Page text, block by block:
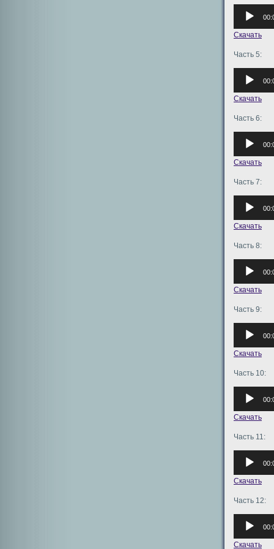
Аудиоплеер
Скачать
Часть 5:
Аудиоплеер
Скачать
Часть 6:
Аудиоплеер
Скачать
Часть 7:
Аудиоплеер
Скачать
Часть 8:
Аудиоплеер
Скачать
Часть 9:
Аудиоплеер
Скачать
Часть 10:
Аудиоплеер
Скачать
Часть 11:
Аудиоплеер
Скачать
Часть 12:
Аудиоплеер
Скачать